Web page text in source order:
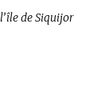
de Siquijor